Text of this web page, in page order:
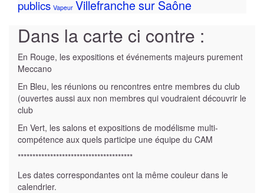
publics Vapeur Villefranche sur Saône
Dans la carte ci contre :
En Rouge, les expositions et événements majeurs purement
Meccano
En Bleu, les réunions ou rencontres entre membres du club
(ouvertes aussi aux non membres qui voudraient découvrir le
club
En Vert, les salons et expositions de modélisme multi-
compétence aux quels participe une équipe du CAM
***************************************
Les dates correspondantes ont la même couleur dans le
calendrier.